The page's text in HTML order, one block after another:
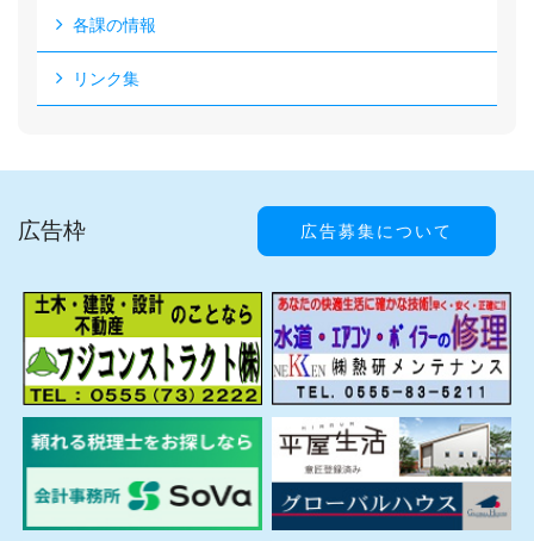
各課の情報
リンク集
広告枠 広告募集について